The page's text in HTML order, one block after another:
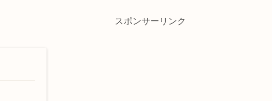
スポンサーリンク